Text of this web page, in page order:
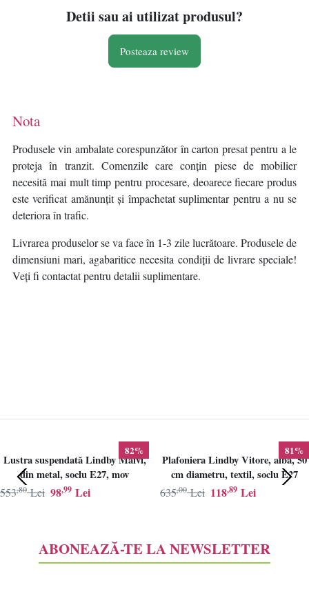
Detii sau ai utilizat produsul?
Posteaza review
Nota
Produsele vin ambalate corespunzător în carton presat pentru a le
proteja în tranzit. Comenzile care conțin piese de mobilier
necesită mai mult timp pentru procesare, deoarece fiecare produs
este verificat amănunțit și împachetat suplimentar pentru a nu se
deteriora în trafic.
Livrarea produselor se va face în 1-3 zile lucrătoare. Produsele de
dimensiuni mari, agabaritice necesita condiții de livrare speciale!
Veți fi contactat pentru detalii suplimentare.
82%
Lustra suspendată Lindby Maivi,
din metal, soclu E27, mov
98,99 Lei
553,80 Lei
81%
Plafoniera Lindby Vitore, alba, 50
cm diametru, textil, soclu E27
118,89 Lei
635,00 Lei
ABONEAZĂ-TE LA NEWSLETTER